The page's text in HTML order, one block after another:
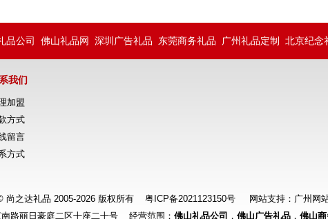
品公司 佛山礼品网 深圳广告礼品 东莞商务礼品 广州礼品定制 北京纪念
我们
加盟
方式
留言
方式
尚之达礼品 2005-2026 版权所有 粤ICP备2021123150号 网站支持： 广州网
路丽日豪庭二区十座二十号 经营范围： 佛山礼品公司 ， 佛山广告礼品， 佛山